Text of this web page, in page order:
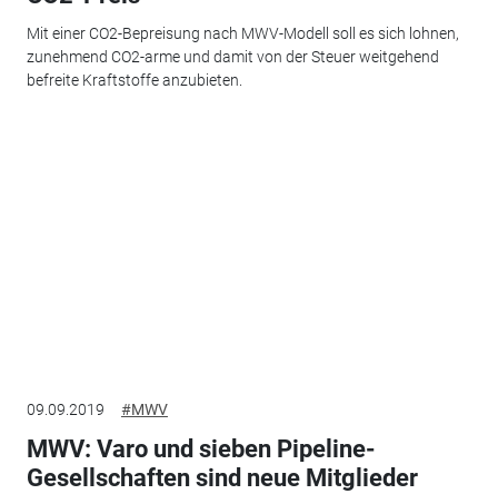
Mit einer CO2-Bepreisung nach MWV-Modell soll es sich lohnen,
zunehmend CO2-arme und damit von der Steuer weitgehend
befreite Kraftstoffe anzubieten.
09.09.2019 #MWV
MWV: Varo und sieben Pipeline-
Gesellschaften sind neue Mitglieder